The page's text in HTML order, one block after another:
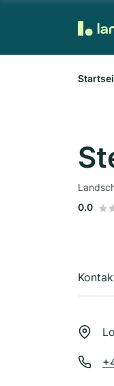
0.0